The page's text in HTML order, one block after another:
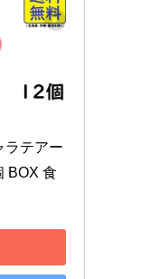
ラテアー
BOX 食